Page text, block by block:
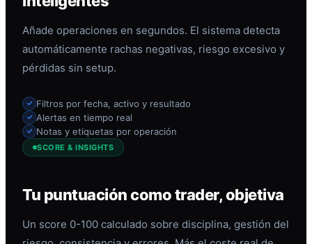
Añade operaciones en segundos. El sistema detecta
automáticamente rachas negativas, riesgo excesivo y
pérdidas sin setup.
Filtros por fecha, activo y resultado
Alertas en tiempo real
Notas y etiquetas por operación
SCORE & INSIGHTS
Tu puntuación como trader, objetiva
Un score 0-100 calculado sobre disciplina, gestión del